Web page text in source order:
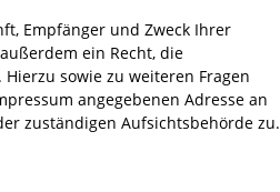
Empfänger und Zweck Ihrer
ein Recht, die
sowie zu weiteren Fragen
angegebenen Adresse an
zuständigen Aufsichtsbehörde zu.